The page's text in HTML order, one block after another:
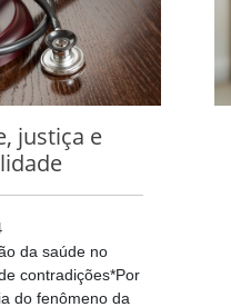
justiça e
da saúde no
contradições*Por
do fenômeno da